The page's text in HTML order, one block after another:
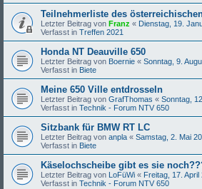
Teilnehmerliste des
Letzter Beitrag von Franz « Dienstag, 19.
Verfasst in Treffen 2021
Honda NT Deauville 650
Letzter Beitrag von Boernie « Sonntag, 9.
Verfasst in Biete
Meine 650 Ville entdrosseln
Letzter Beitrag von GrafThomas « Sonntag,
Verfasst in Technik - Forum NTV 650
Sitzbank für BMW RT LC
Letzter Beitrag von anpla « Samstag, 2. Mai
Verfasst in Biete
Käselochscheibe gibt es sie
Letzter Beitrag von LoFüWi « Freitag, 17.
Verfasst in Technik - Forum NTV 650